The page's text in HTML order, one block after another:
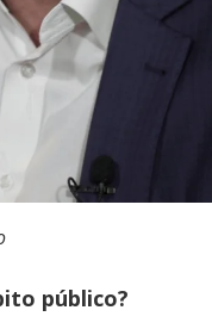
público?